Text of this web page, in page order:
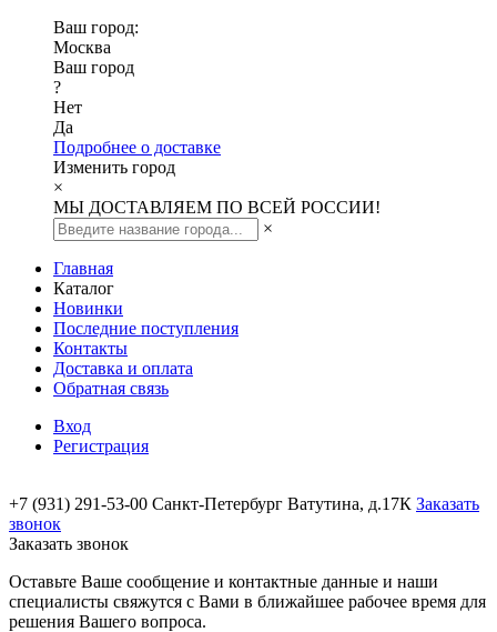
Ваш город:
Москва
Ваш город
?
Нет
Да
Подробнее о доставке
Изменить город
×
МЫ ДОСТАВЛЯЕМ ПО ВСЕЙ РОССИИ!
×
Главная
Каталог
Новинки
Последние поступления
Контакты
Доставка и оплата
Обратная связь
Вход
Регистрация
+7 (931) 291-53-00 Санкт-Петербург Ватутина, д.17К Заказать
звонок
Заказать звонок
Оставьте Ваше сообщение и контактные данные и наши
специалисты свяжутся с Вами в ближайшее рабочее время для
решения Вашего вопроса.